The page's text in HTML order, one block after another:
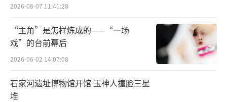
人水工，李广利的计谋失败，最终选择了与大
宛议和。这是汉代凿井法传入中亚的一次明确
记载。
2026-08-07 11:41:28
“主角”是怎样炼成的——“一场
戏”的台前幕后
2026-06-02 14:07:08
石家河遗址博物馆开馆 玉神人撞脸三星
堆